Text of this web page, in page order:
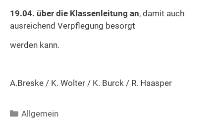
19.04. über die Klassenleitung an, damit auch
ausreichend Verpflegung besorgt
werden kann.
A.Breske / K. Wolter / K. Burck / R. Haasper
Kategorien
Allgemein